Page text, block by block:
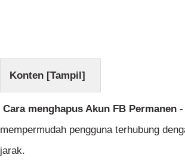
Konten [Tampil]
Cara menghapus Akun FB Permanen -
mempermudah pengguna terhubung
jarak.